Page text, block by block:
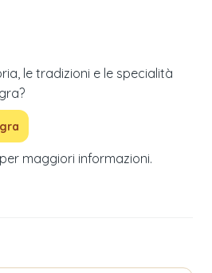
le tradizioni e le specialità
per maggiori informazioni.